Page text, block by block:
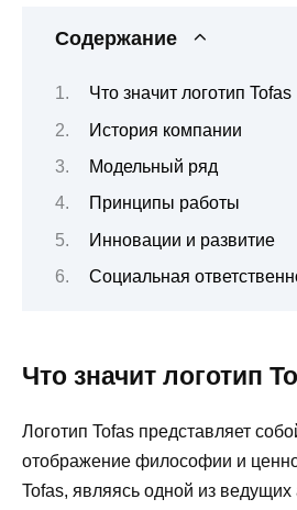
Содержание
Что значит логотип Tofas
История компании
Модельный ряд
Принципы работы
Инновации и развитие
Социальная
Что значит логотип
Логотип Tofas представляет
отображение философии и
Tofas, являясь одной из